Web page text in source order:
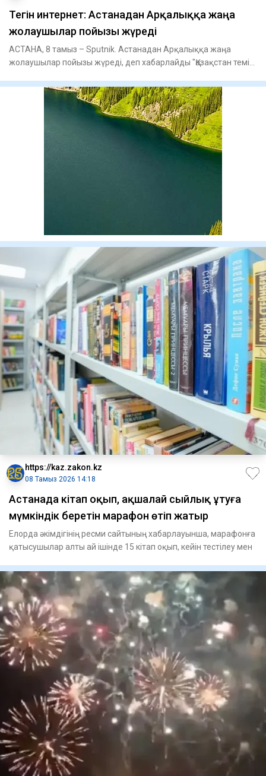
Тегін интернет: Астанадан Арқалыққа жаңа
жолаушылар пойызы жүреді
АСТАНА, 8 тамыз – Sputnik. Астанадан Арқалыққа жаңа
жолаушылар пойызы жүреді, деп хабарлайды "Қазақстан темір
https://kaz.zakon.kz
08 Тамыз 2026 14:18
Астанада кітап оқып, ақшалай сыйлық ұтуға
мүмкіндік беретін марафон өтіп жатыр
Елорда әкімдігінің ресми сайтының хабарлауынша, марафонға
қатысушылар алты ай ішінде 15 кітап оқып, кейін тестілеу мен